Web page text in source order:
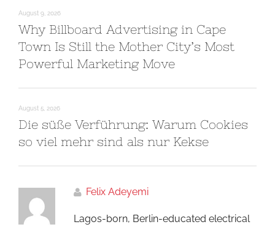
August 9, 2026
Why Billboard Advertising in Cape
Town Is Still the Mother City’s Most
Powerful Marketing Move
August 5, 2026
Die süße Verführung: Warum Cookies
so viel mehr sind als nur Kekse
Felix Adeyemi
Lagos-born, Berlin-educated electrical